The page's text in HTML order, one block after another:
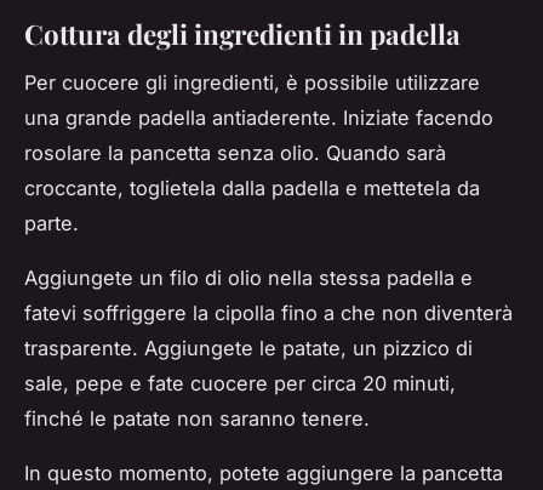
Cottura degli ingredienti in padella
Per cuocere gli ingredienti, è possibile utilizzare
una grande padella antiaderente. Iniziate facendo
rosolare la pancetta senza olio. Quando sarà
croccante, toglietela dalla padella e mettetela da
parte.
Aggiungete un filo di olio nella stessa padella e
fatevi soffriggere la cipolla fino a che non diventerà
trasparente. Aggiungete le patate, un pizzico di
sale, pepe e fate cuocere per circa 20 minuti,
finché le patate non saranno tenere.
In questo momento, potete aggiungere la pancetta